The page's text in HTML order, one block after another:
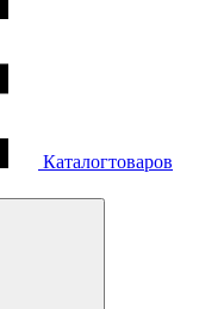
Каталогтоваров